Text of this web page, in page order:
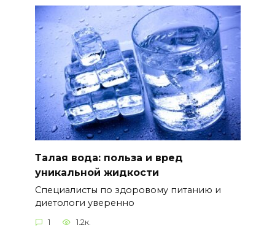
Талая вода: польза и вред
уникальной жидкости
Специалисты по здоровому питанию и
диетологи уверенно
1 1.2к.